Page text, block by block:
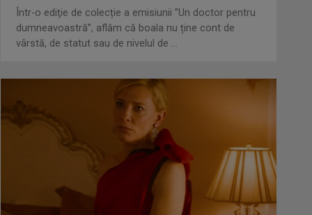
UNTOLD ONE, la Cluj-Napoca |
VIDEO
Telespectatorii TVR 2 văd comedia
„Divorţ din dragoste”, cu Horaţiu
Mălăele ...
David Popovici atacă o
performanţă istorică la Europene.
În direct şi în ...
Într-o ediţie de colecție a emisiunii ”Un doctor pentru
dumneavoastră”, aflăm că boala nu ține cont de
vârstă, de statut sau de nivelul de ...